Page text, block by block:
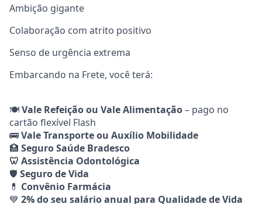
Ambição gigante
Colaboração com atrito positivo
Senso de urgência extrema
Embarcando na Frete, você terá:
🍽️Vale Refeição ou Vale Alimentação– pago no
cartão flexível Flash
🚌Vale Transporte ou Auxílio Mobilidade
🏥 Seguro Saúde Bradesco
🦷 Assistência Odontológica
🛡️ Seguro de Vida
💊 Convênio Farmácia
💙 2% do seu salário anual para Qualidade de Vida